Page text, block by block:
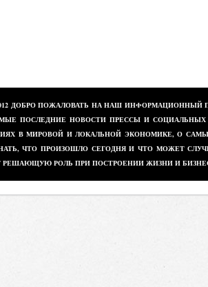
2012 ДОБРО ПОЖАЛОВАТЬ НА НАШ
ПОСЛЕДНИЕ НОВОСТИ ПРЕССЫ И
В МИРОВОЙ И ЛОКАЛЬНОЙ ЭКОНОМИКЕ, О
ЧТО ПРОИЗОШЛО СЕГОДНЯ И ЧТО МОЖЕТ
РЕШАЮЩУЮ РОЛЬ ПРИ ПОСТРОЕНИИ ЖИЗНИ И